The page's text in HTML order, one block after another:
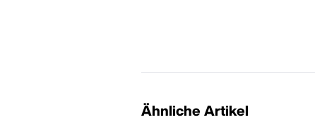
Ähnliche Artikel